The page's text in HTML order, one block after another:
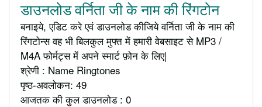
डाउनलोड वर्निता जी के नाम की रिंगटोन
बनाइये, एडिट करे एवं डाउनलोड कीजिये वर्निता जी के नाम की
रिंगटोन्स वह भी बिलकुल मुफ्त में हमारी वेबसाइट से MP3 /
M4A फोर्मट्स में अपने स्मार्ट फ़ोन के लिए|
श्रेणी : Name Ringtones
पृष्ठ-अवलोकन: 49
आजतक की कुल डाउनलोड : 0